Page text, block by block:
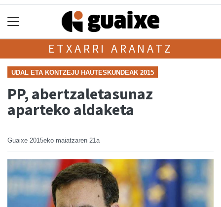
ETXARRI ARANATZ
UDAL ETA KONTZEJU HAUTESKUNDEAK 2015
PP, abertzaletasunaz
aparteko aldaketa
Guaixe 2015eko maiatzaren 21a